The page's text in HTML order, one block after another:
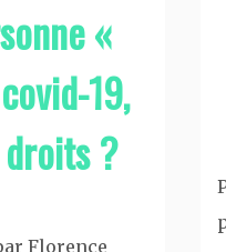
«
19,
?
Florence